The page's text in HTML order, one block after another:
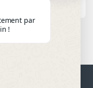
par
!